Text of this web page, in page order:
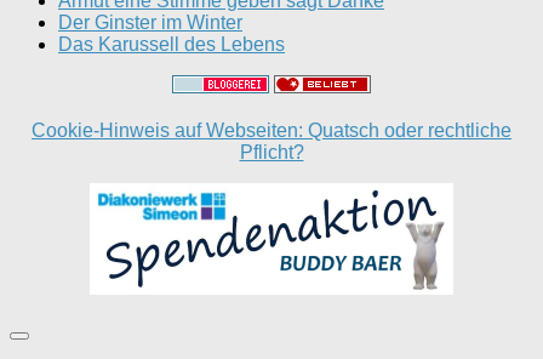
Der Ginster im Winter
Das Karussell des Lebens
Cookie-Hinweis auf Webseiten: Quatsch oder rechtliche
Pflicht?